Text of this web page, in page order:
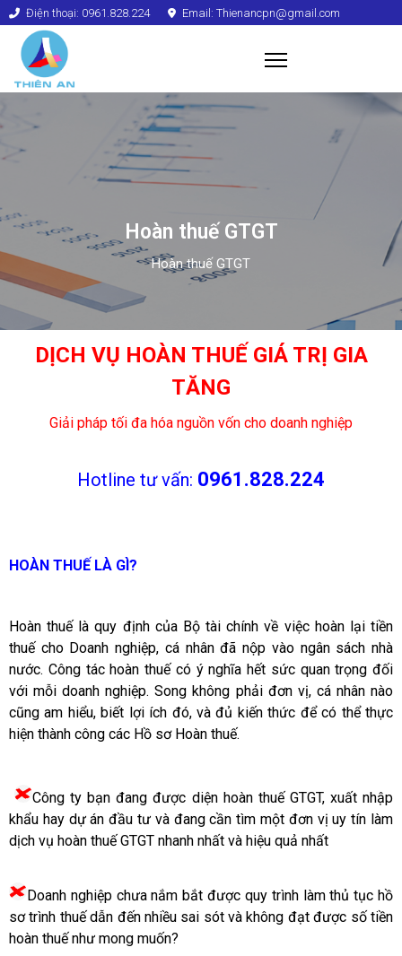
Điện thoại: 0961.828.224 Email: Thienancpn@gmail.com
Hoàn thuế GTGT
Hoàn thuế GTGT
DỊCH VỤ HOÀN THUẾ GIÁ TRỊ GIA
TĂNG
Giải pháp tối đa hóa nguồn vốn cho doanh nghiệp
Hotline tư vấn: 0961.828.224
HOÀN THUẾ LÀ GÌ?
Hoàn thuế là quy định của Bộ tài chính về việc hoàn lại tiền
thuế cho Doanh nghiệp, cá nhân đã nộp vào ngân sách nhà
nước. Công tác hoàn thuế có ý nghĩa hết sức quan trọng đối
với mỗi doanh nghiệp. Song không phải đơn vị, cá nhân nào
cũng am hiểu, biết lợi ích đó, và đủ kiến thức để có thể thực
hiện thành công các Hồ sơ Hoàn thuế.
Công ty bạn đang được diện hoàn thuế GTGT, xuất nhập
khẩu hay dự án đầu tư và đang cần tìm một đơn vị uy tín làm
dịch vụ hoàn thuế GTGT nhanh nhất và hiệu quả nhất
Doanh nghiệp chưa nắm bắt được quy trình làm thủ tục hồ
sơ trình thuế dẫn đến nhiều sai sót và không đạt được số tiền
hoàn thuế như mong muốn?